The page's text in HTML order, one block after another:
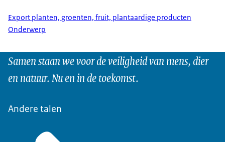
Export planten, groenten, fruit, plantaardige producten
Onderwerp
Samen staan we voor de veiligheid van mens, dier
en natuur. Nu en in de toekomst.
Andere talen